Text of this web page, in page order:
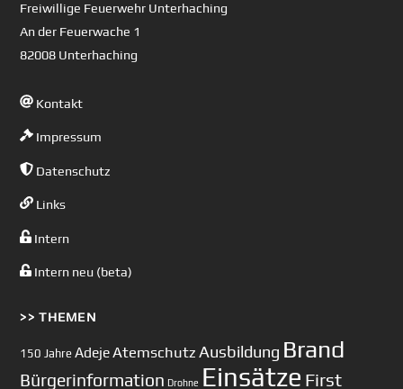
Freiwillige Feuerwehr Unterhaching
An der Feuerwache 1
82008 Unterhaching
Kontakt
Impressum
Datenschutz
Links
Intern
Intern neu (beta)
>> THEMEN
150 Jahre AdejeAtemschutz Ausbildung Brand
Bürgerinformation Drohne Einsätze First